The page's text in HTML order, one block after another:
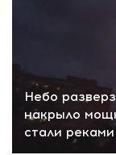
Небо
накрыло
стали реками